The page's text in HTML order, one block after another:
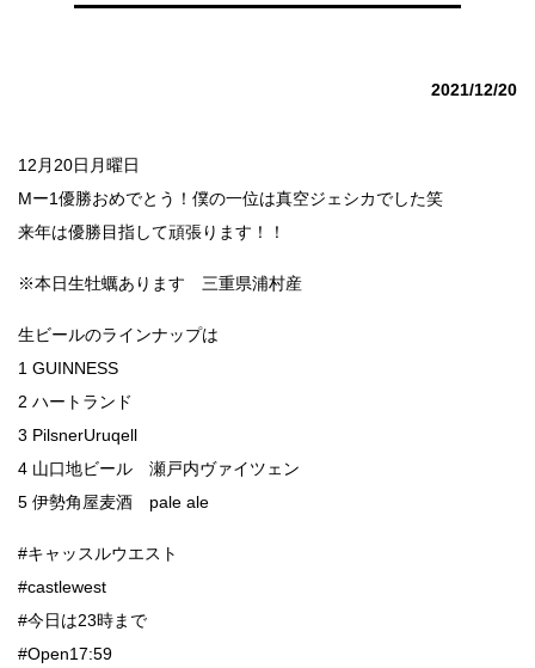
2021/12/20
12月20日月曜日
Mー1優勝おめでとう！僕の一位は真空ジェシカでした笑
来年は優勝目指して頑張ります！！
※本日生牡蠣あります 三重県浦村産
生ビールのラインナップは
1 GUINNESS
2 ハートランド
3 PilsnerUruqell
4 山口地ビール 瀬戸内ヴァイツェン
5 伊勢角屋麦酒 pale ale
#キャッスルウエスト
#castlewest
#今日は23時まで
#Open17:59